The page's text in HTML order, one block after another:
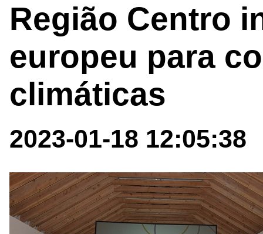
Região Centro
europeu para
climáticas
2023-01-18 12:05:38